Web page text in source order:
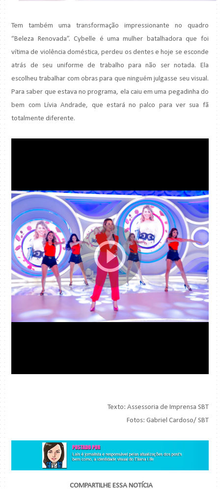
Tem também uma transformação impressionante no quadro
“Beleza Renovada”. Cybelle é uma mulher batalhadora que foi
vítima de violência doméstica, perdeu os dentes e hoje se esconde
atrás de seu uniforme de trabalho para não ser notada. Ela
escolheu trabalhar com obras para que ninguém julgasse seu visual.
Para saber que estava no programa, ela caiu em uma pegadinha do
bem com Lívia Andrade, que estará no palco para ver sua fã
totalmente diferente.
Texto: Assessoria de Imprensa SBT
Fotos: Gabriel Cardoso/ SBT
COMPARTILHE ESSA NOTÍCIA